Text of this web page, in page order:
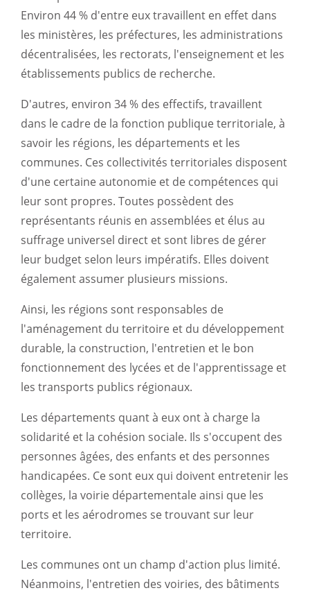
Environ 44 % d'entre eux travaillent en effet dans
les ministères, les préfectures, les administrations
décentralisées, les rectorats, l'enseignement et les
établissements publics de recherche.
D'autres, environ 34 % des effectifs, travaillent
dans le cadre de la fonction publique territoriale, à
savoir les régions, les départements et les
communes. Ces collectivités territoriales disposent
d'une certaine autonomie et de compétences qui
leur sont propres. Toutes possèdent des
représentants réunis en assemblées et élus au
suffrage universel direct et sont libres de gérer
leur budget selon leurs impératifs. Elles doivent
également assumer plusieurs missions.
Ainsi, les régions sont responsables de
l'aménagement du territoire et du développement
durable, la construction, l'entretien et le bon
fonctionnement des lycées et de l'apprentissage et
les transports publics régionaux.
Les départements quant à eux ont à charge la
solidarité et la cohésion sociale. Ils s'occupent des
personnes âgées, des enfants et des personnes
handicapées. Ce sont eux qui doivent entretenir les
collèges, la voirie départementale ainsi que les
ports et les aérodromes se trouvant sur leur
territoire.
Les communes ont un champ d'action plus limité.
Néanmoins, l'entretien des voiries, des bâtiments